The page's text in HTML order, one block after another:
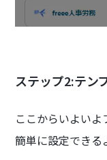
ステップ2:テン
ここからいよいよ
簡単に設定できる